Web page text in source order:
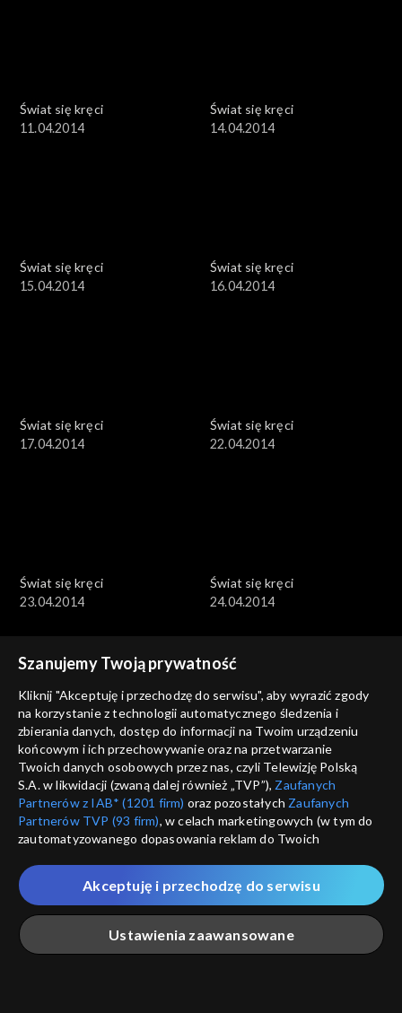
Świat się kręci
11.04.2014
Świat się kręci
14.04.2014
Świat się kręci
15.04.2014
Świat się kręci
16.04.2014
Świat się kręci
17.04.2014
Świat się kręci
22.04.2014
Świat się kręci
23.04.2014
Świat się kręci
24.04.2014
Świat się kręci
25.04.2014
Świat się kręci
28.04.2014
Świat się kręci
29.04.2014
Świat się kręci
30.04.2014
Szanujemy Twoją prywatność
Kliknij "Akceptuję i przechodzę do serwisu", aby wyrazić zgody
na korzystanie z technologii automatycznego śledzenia i
zbierania danych, dostęp do informacji na Twoim urządzeniu
końcowym i ich przechowywanie oraz na przetwarzanie
Twoich danych osobowych przez nas, czyli Telewizję Polską
S.A. w likwidacji (zwaną dalej również „TVP”), Zaufanych
Partnerów z IAB* (1201 firm) oraz pozostałych Zaufanych
Partnerów TVP (93 firm), w celach marketingowych (w tym do
zautomatyzowanego dopasowania reklam do Twoich
które wskazujemy poniżej, a także zgody na udostępnianie
przez nas identyfikatora PPID do Google.
Twoje dane osobowe zbierane podczas odwiedzania przez
Ciebie naszych
poszczególnych serwisówzwanych dalej
„Portalem”, w tym informacje zapisywane za pomocą
Ustawienia zaawansowane
Akceptuję i przechodzę do serwisu